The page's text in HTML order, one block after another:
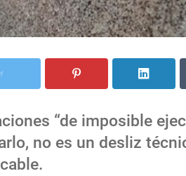
“de imposible
no es un desliz